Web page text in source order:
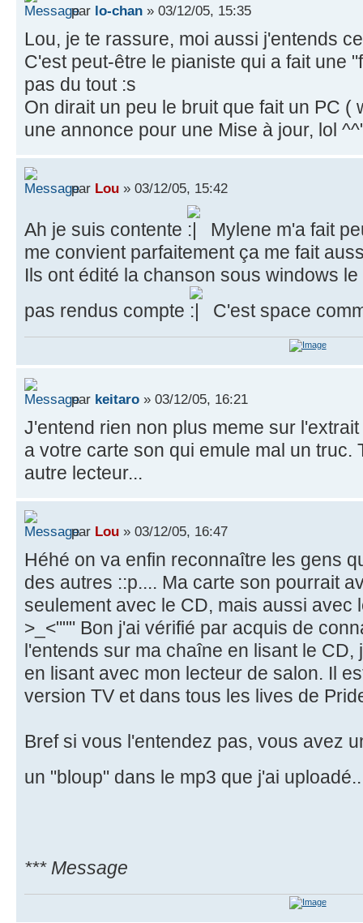
par lo-chan » 03/12/05, 15:35
Lou, je te rassure, moi aussi j'entends
C'est peut-être le pianiste qui a fait une
pas du tout :s
On dirait un peu le bruit que fait un PC (
une annonce pour une Mise à jour, lol
par Lou » 03/12/05, 15:42
Ah je suis contente
Mylene m'a fait
me convient parfaitement ça me fait
Ils ont édité la chanson sous windows
pas rendus compte
C'est space
par keitaro » 03/12/05, 16:21
J'entend rien non plus meme sur
a votre carte son qui emule mal un truc.
autre lecteur...
par Lou » 03/12/05, 16:47
Héhé on va enfin reconnaître les gens
des autres ::p.... Ma carte son pourrait
seulement avec le CD, mais aussi avec
>_<""" Bon j'ai vérifié par acquis de
l'entends sur ma chaîne en lisant le
en lisant avec mon lecteur de salon. Il
version TV et dans tous les lives de
Bref si vous l'entendez pas, vous avez
un "bloup" dans le mp3 que j'ai
*** Message